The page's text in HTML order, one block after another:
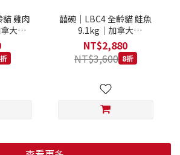
雞肉
大
穀糧 1
飼料
囍碗｜LBC4 全齡貓 鮭魚
9.1kg｜加拿大
Loveabowl 天然無穀糧
9.1公斤 成貓 無穀貓飼料
NT$2,880
NT$3,600 8折